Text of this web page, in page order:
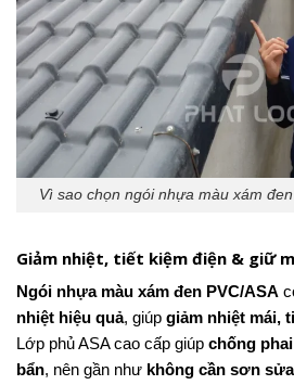
Vì sao chọn ngói nhựa màu xám
Giảm nhiệt, tiết kiệm điện & giữ
Ngói nhựa màu xám đen PVC/ASA
nhiệt hiệu quả, giúp giảm nhiệt mái,
Lớp phủ ASA cao cấp giúp chống
bẩn, nên gần như không cần sơn